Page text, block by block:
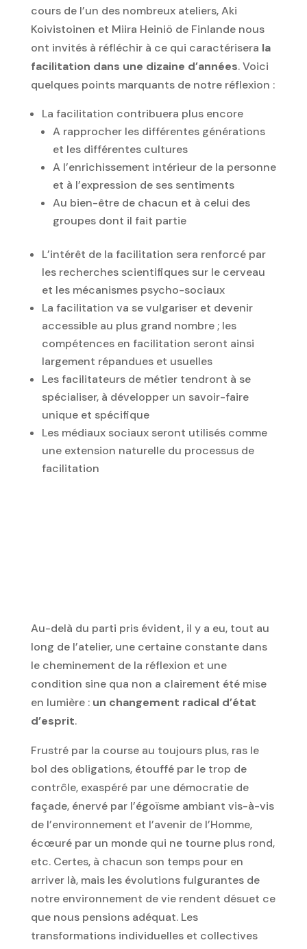
cours de l’un des nombreux ateliers, Aki
Koivistoinen et Miira Heiniö de Finlande nous
ont invités à réfléchir à ce qui caractérisera la
facilitation dans une dizaine d’années. Voici
quelques points marquants de notre réflexion :
La facilitation contribuera plus encore
A rapprocher les différentes générations
et les différentes cultures
A l’enrichissement intérieur de la personne
et à l’expression de ses sentiments
Au bien-être de chacun et à celui des
groupes dont il fait partie
L’intérêt de la facilitation sera renforcé par
les recherches scientifiques sur le cerveau
et les mécanismes psycho-sociaux
La facilitation va se vulgariser et devenir
accessible au plus grand nombre ; les
compétences en facilitation seront ainsi
largement répandues et usuelles
Les facilitateurs de métier tendront à se
spécialiser, à développer un savoir-faire
unique et spécifique
Les médiaux sociaux seront utilisés comme
une extension naturelle du processus de
facilitation
Au-delà du parti pris évident, il y a eu, tout au
long de l’atelier, une certaine constante dans
le cheminement de la réflexion et une
condition sine qua non a clairement été mise
en lumière : un changement radical d’état
d’esprit.
Frustré par la course au toujours plus, ras le
bol des obligations, étouffé par le trop de
contrôle, exaspéré par une démocratie de
façade, énervé par l’égoïsme ambiant vis-à-vis
de l’environnement et l’avenir de l’Homme,
écœuré par un monde qui ne tourne plus rond,
etc. Certes, à chacun son temps pour en
arriver là, mais les évolutions fulgurantes de
notre environnement de vie rendent désuet ce
que nous pensions adéquat. Les
transformations individuelles et collectives